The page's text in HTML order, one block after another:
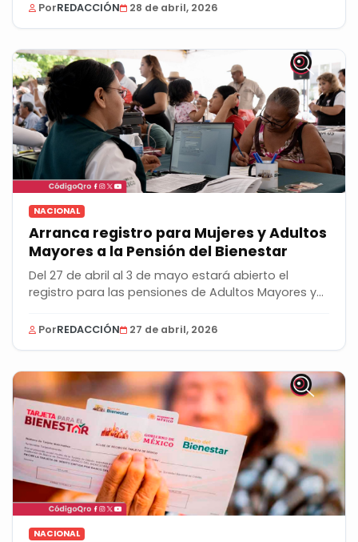
PorREDACCIÓN 28 de abril, 2026
NACIONAL
Arranca registro para Mujeres y Adultos
Mayores a la Pensión del Bienestar
Del 27 de abril al 3 de mayo estará abierto el
registro para las pensiones de Adultos Mayores y...
PorREDACCIÓN 27 de abril, 2026
NACIONAL